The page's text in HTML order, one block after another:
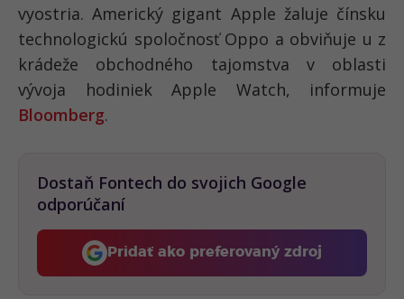
vyostria. Americký gigant Apple žaluje čínsku
technologickú spoločnosť Oppo a obviňuje u z
krádeže obchodného tajomstva v oblasti
vývoja hodiniek Apple Watch, informuje
Bloomberg.
Dostaň Fontech do svojich Google
odporúčaní
Pridať ako preferovaný zdroj
Fontech, odkaz sa otvorí v